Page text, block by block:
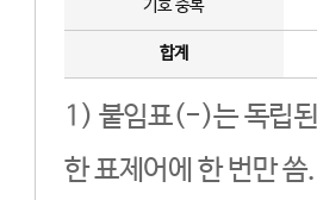
기호 중복
합계
1) 붙임표(-)는 독립된
한 표제어에 한 번만